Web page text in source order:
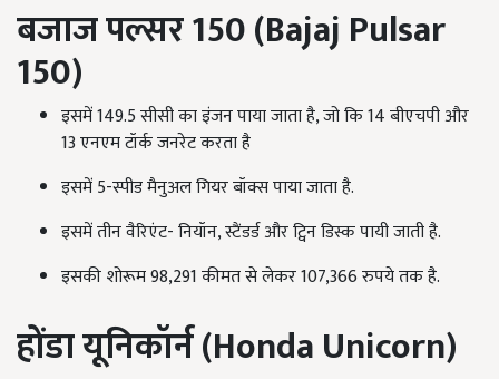
बजाज पल्सर 150 (Bajaj Pulsar
150)
इसमें 149.5 सीसी का इंजन पाया जाता है, जो कि 14 बीएचपी और
13 एनएम टॉर्क जनरेट करता है
इसमें 5-स्पीड मैनुअल गियर बॉक्स पाया जाता है.
इसमें तीन वैरिएंट- नियॉन, स्टैंडर्ड और ट्विन डिस्क पायी जाती है.
इसकी शोरूम 98,291 कीमत से लेकर 107,366 रुपये तक है.
होंडा यूनिकॉर्न (Honda Unicorn)